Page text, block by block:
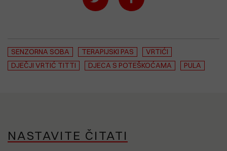
SENZORNA SOBA TERAPIJSKI PAS
VRTIĆI
DJEČJI VRTIĆ TITTI
DJECA S POTEŠKOĆAMA PULA
NASTAVITE ČITATI